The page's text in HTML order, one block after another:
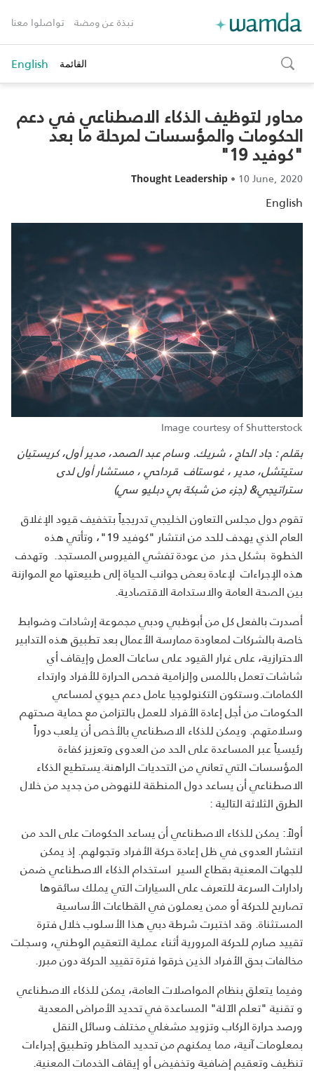
نبذة عن ومضة تواصلوا معنا
toggle
search
القائمة English
محاور لتوظيف الذكاء الاصطناعي في دعم
الحكومات والمؤسسات لمرحلة ما بعد
"كوفيد 19"
Thought Leadership • 10 June, 2020
English
Image courtesy of Shutterstock
بقلم : جاد الحاج ، شريك. وسام عبد الصمد، مدير أول، كريستيان
ستيتشل، مدير ، غوستاف قرداحي ، مستشار أول لدى
ستراتيجي& (جزء من شبكة بي دبليو سي)
تقوم دول مجلس التعاون الخليجي تدريجياً بتخفيف قيود الإغلاق
العام الذي يهدف للحد من انتشار "كوفيد 19"، وتأتي هذه
الخطوة بشكل حذر من عودة تفشي الفيروس المستجد. وتهدف
هذهالإجراءات لإعادة بعض جوانب الحياة إلى طبيعتها مع الموازنة
بين الصحة العامة والاستدامة الاقتصادية.
أصدرت بالفعل كل من أبوظبي ودبي مجموعة إرشادات وضوابط
خاصة بالشركات لمعاودة ممارسة الأعمال بعد تطبيق هذه التدابير
الاحترازية، على غرار القيود على ساعات العمل وإيقاف أي
شاشات تعمل باللمس وإلزامية فحص الحرارة للأفراد وارتداء
الكمامات.وستكون التكنولوجيا عامل دعم حيوي لمساعي
الحكومات من أجل إعادة الأفراد للعمل بالتزامن مع حماية صحتهم
وسلامتهم. ويمكن للذكاء الاصطناعي بالأخص أن يلعب دوراً
رئيسياً عبر المساعدة على الحد من العدوى وتعزيز كفاءة
المؤسسات التي تعاني من التحديات الراهنة.يستطيع الذكاء
الاصطناعي أن يساعد دول المنطقة للنهوض من جديد من خلال
الطرق الثلاثة التالية :
أولاً: يمكن للذكاء الاصطناعي أن يساعد الحكومات على الحد من
انتشار العدوى في ظل إعادة حركة الأفراد وتجولهم. إذ يمكن
للجهات المعنية بقطاع السير استخدام الذكاء الاصطناعي ضمن
رادارات السرعة للتعرف على السيارات التي يملك سائقوها
تصاريح للحركة أو ممن يعملون في القطاعات الأساسية
المستثناة. وقد اختبرت شرطة دبي هذا الأسلوب خلال فترة
تقييد صارم للحركة المرورية أثناء عملية التعقيم الوطني، وسجلت
مخالفات بحق الأفراد الذين خرقوا فترة تقييد الحركة دون مبرر.
وفيما يتعلق بنظام المواصلات العامة، يمكن للذكاء الاصطناعي
و تقنية "تعلم الآلة" المساعدة في تحديد الأمراض المعدية
ورصد حرارة الركاب وتزويد مشغلي مختلف وسائل النقل
بمعلومات آنية، مما يمكنهم من تحديد المخاطر وتطبيق إجراءات
تنظيف وتعقيم إضافية وتخفيض أو إيقاف الخدمات المعنية.